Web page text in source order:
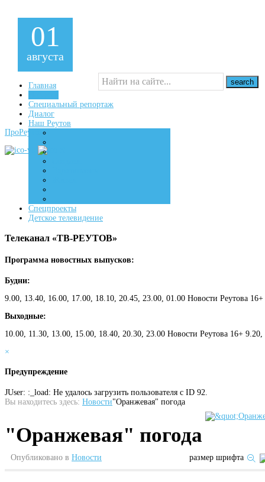
16+
ПроРеутов
Главная
Специальный репортаж
Диалог
Наш Реутов
Спецпроекты
Детское телевидение
Телеканал «ТВ-РЕУТОВ»
Программа новостных выпусков:
Будни:
9.00, 13.40, 16.00, 17.00, 18.10, 20.45, 23.00, 01.00 Новости Реутова
Выходные:
10.00, 11.30, 13.00, 15.00, 18.40, 20.30, 23.00 Новости Реутова 16+
×
Предупреждение
JUser: :_load: Не удалось загрузить пользователя с ID 92.
Вы находитесь здесь: Новости"Оранжевая" погода
01
августа
"Оранжевая" погода
Опубликовано в Новости размер шрифта